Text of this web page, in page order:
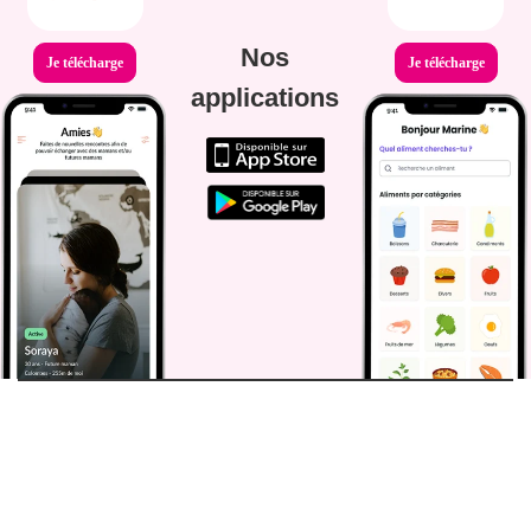
Je télécharge
Nos
applications
Je télécharge